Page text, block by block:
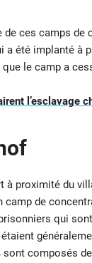
ces camps de
a été implanté à
le camp a
l’esclavage
à proximité du
camp de
qui
sont composés